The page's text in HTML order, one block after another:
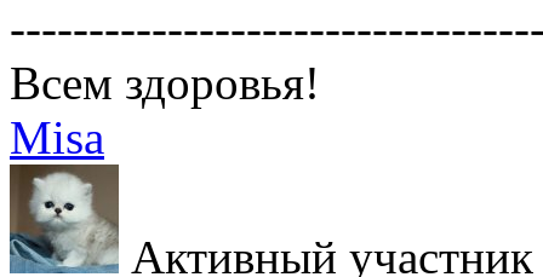
Всем здоровья!
Misa
Активный участник